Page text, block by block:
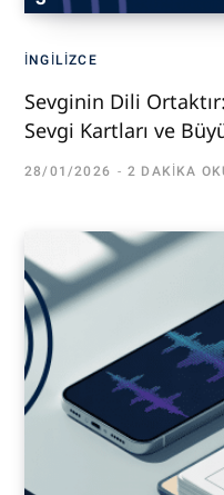
İNGILIZCE
Sevginin Dili
Sevgi Kartları ve
28/01/2026 2 DAKIKA